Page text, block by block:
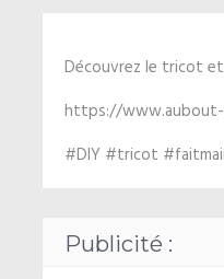
Découvrez le tricot et
https://
#DIY #tricot
Publicité :